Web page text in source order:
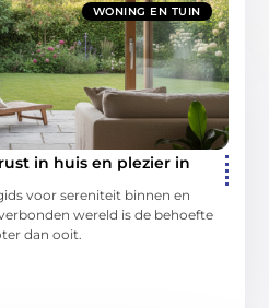
WONING EN TUIN
in huis en plezier in
voor sereniteit binnen en
wereld is de behoefte
dan ooit.